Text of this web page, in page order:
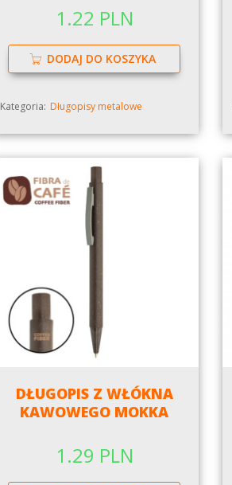
1.22 PLN
DODAJ DO KOSZYKA
Kategoria: Długopisy metalowe
DŁUGOPIS Z WŁÓKNA
KAWOWEGO MOKKA
1.29 PLN